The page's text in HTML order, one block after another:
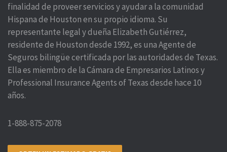
finalidad de proveer servicios y ayudar a la comunidad
Hispana de Houston en su propio idioma. Su
representante legal y dueña Elizabeth Gutiérrez,
residente de Houston desde 1992, es una Agente de
Seguros bilingüe certificada por las autoridades de Texas.
Ella es miembro de la Cámara de Empresarios Latinos y
Professional Insurance Agents of Texas desde hace 10
años.
1-888-875-2078